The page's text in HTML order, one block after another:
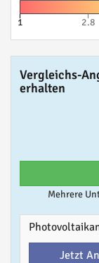
1 2.8
Vergleichs-
erhalten
Mehrere
Jetzt